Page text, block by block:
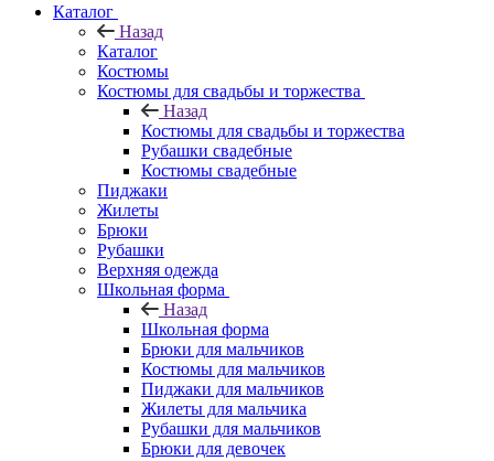
Каталог
Назад
Каталог
Костюмы
Костюмы для свадьбы и торжества
Назад
Костюмы для свадьбы и торжества
Рубашки свадебные
Костюмы свадебные
Пиджаки
Жилеты
Брюки
Рубашки
Верхняя одежда
Школьная форма
Назад
Школьная форма
Брюки для мальчиков
Костюмы для мальчиков
Пиджаки для мальчиков
Жилеты для мальчика
Рубашки для мальчиков
Брюки для девочек